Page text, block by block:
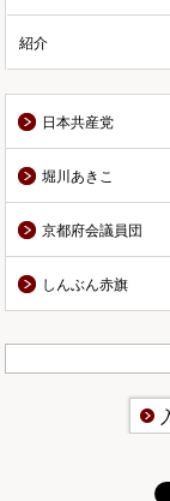
紹介
日本共産党
堀川あきこ
京都府会議員団
しんぶん赤旗